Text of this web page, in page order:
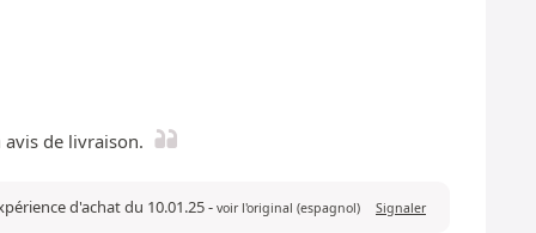
avis de livraison.
d'achat du 10.01.25- voir l'original (espagnol) Signaler